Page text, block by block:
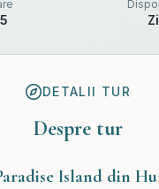
DETALII TUR
Despre tur
Island din